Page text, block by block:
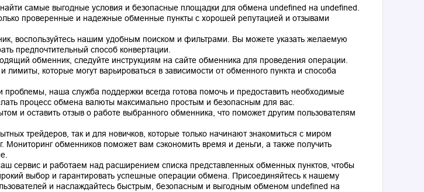
самые выгодные условия и безопасные площадки для обмена undefined на undefined.
проверенные и надежные обменные пункты с хорошей репутацией и отзывами
воспользуйтесь нашим удобным поиском и фильтрами. Вы можете указать желаемую
предпочтительный способ конвертации.
обменник, следуйте инструкциям на сайте обменника для проведения операции.
которые могут варьироваться в зависимости от обменного пункта и способа
проблемы, наша служба поддержки всегда готова помочь и предоставить необходимые
процесс обмена валюты максимально простым и безопасным для вас.
и оставить отзыв о работе выбранного обменника, что поможет другим пользователям
трейдеров, так и для новичков, которые только начинают знакомиться с миром
Мониторинг обменников поможет вам сэкономить время и деньги, а также получить
сервис и работаем над расширением списка представленных обменных пунктов, чтобы
выбор и гарантировать успешные операции обмена. Присоединяйтесь к нашему
и наслаждайтесь быстрым, безопасным и выгодным обменом undefined на